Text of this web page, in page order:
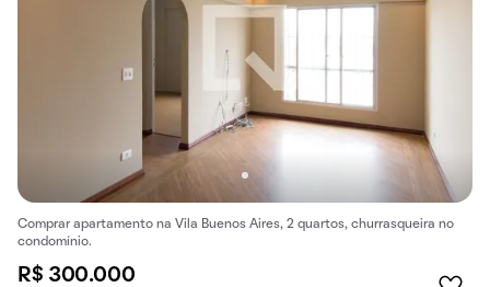
Comprar apartamento na Vila Buenos Aires, 2 quartos, churrasqueira no
condomínio.
R$ 300.000